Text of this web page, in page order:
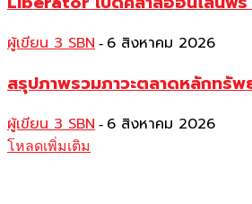
ผู้เขียน 3 SBN - 6 สิงหาคม 2026
สรุปภาพรวมภาวะตลาดหลักทรั
ผู้เขียน 3 SBN - 6 สิงหาคม 2026
โหลดเพิ่มเติม